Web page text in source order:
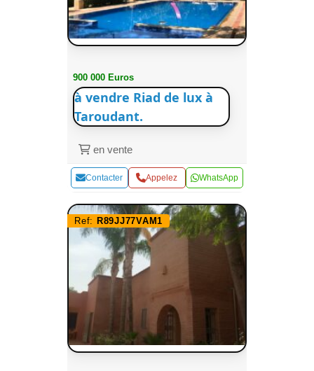
900 000 Euros
à vendre Riad de lux à
Taroudant.
en vente
Contacter Appelez WhatsApp
Ref: R89JJ77VAM1